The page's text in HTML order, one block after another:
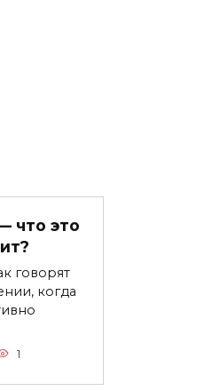
что это
говорят
когда
1